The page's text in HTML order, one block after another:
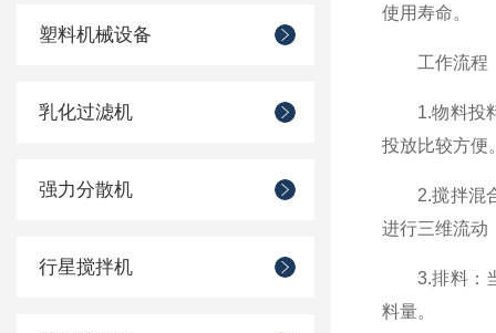
塑料机械设备
乳化过滤机
强力分散机
行星搅拌机
使用寿命。
工作流程
1.物料投料
投放比较方便
2.搅拌混合
进行三维流动
3.排料：当
料量。